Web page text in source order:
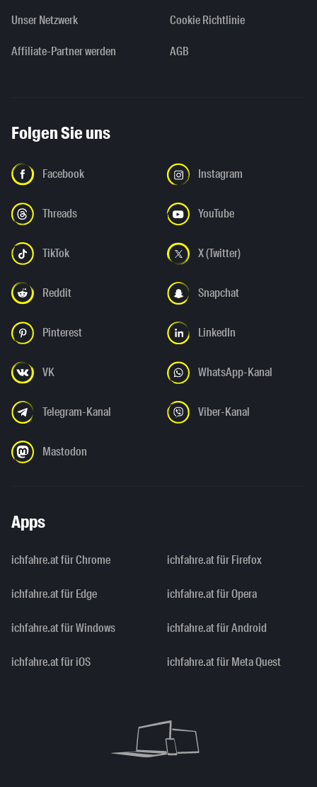
Unser Netzwerk
Affiliate-Partner werden
Cookie Richtlinie
AGB
Folgen Sie uns
Facebook Instagram
Threads YouTube
TikTok X (Twitter)
Reddit Snapchat
Pinterest LinkedIn
VK WhatsApp-Kanal
Telegram-Kanal Viber-Kanal
Mastodon
Apps
ichfahre.at für Chrome ichfahre.at für Firefox
ichfahre.at für Edge ichfahre.at für Opera
ichfahre.at für Windows ichfahre.at für Android
ichfahre.at für iOS ichfahre.at für Meta Quest